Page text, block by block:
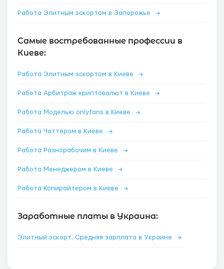
Работа Элитным эскортом в Запорожье →
Самые востребованные профессии в
Киеве:
Работа Элитным эскортом в Киеве →
Работа Арбитраж криптовалют в Киеве →
Работа Моделью onlyfans в Киеве →
Работа Чаттером в Киеве →
Работа Разнорабочим в Киеве →
Работа Менеджером в Киеве →
Работа Копирайтером в Киеве →
Заработные платы в Украина:
Элитный эскорт: Средняя зарплата в Украине →